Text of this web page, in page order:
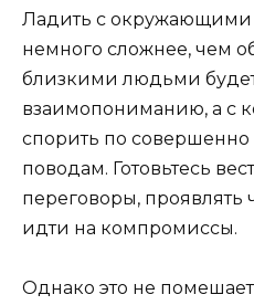
Ладить с окружающими
немного сложнее, чем
близкими людьми
взаимопониманию, а с
спорить по
поводам. Готовьтесь
переговоры,
идти на компромиссы.
Однако это не